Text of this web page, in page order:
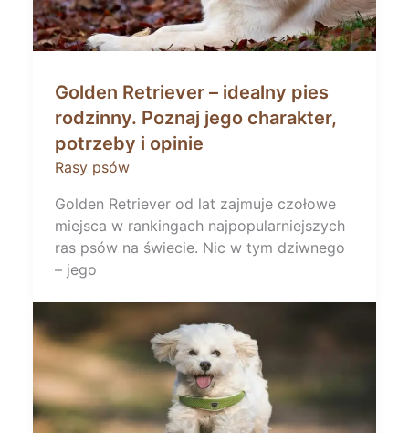
Golden Retriever – idealny pies
rodzinny. Poznaj jego charakter,
potrzeby i opinie
Rasy psów
Golden Retriever od lat zajmuje czołowe
miejsca w rankingach najpopularniejszych
ras psów na świecie. Nic w tym dziwnego
– jego